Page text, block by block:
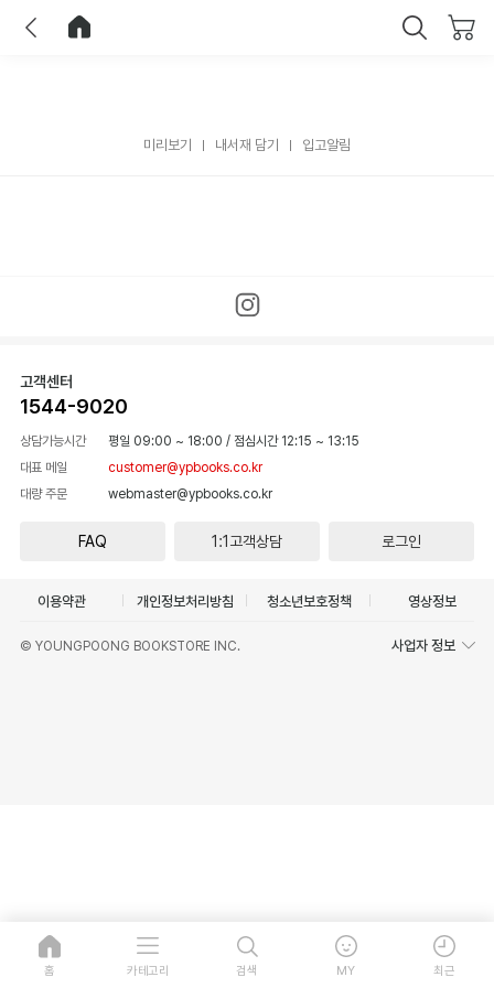
미리보기 내서재 담기 입고알림
고객센터
1544-9020
상담가능시간 평일 09:00 ~ 18:00 / 점심시간 12:15 ~ 13:15
대표 메일
customer@ypbooks.co.kr
대량 주문
webmaster@ypbooks.co.kr
FAQ 1:1고객상담 로그인
이용약관 개인정보처리방침 청소년보호정책 영상정보
© YOUNGPOONG BOOKSTORE INC. 사업자 정보
홈 카테고리 검색 MY 최근